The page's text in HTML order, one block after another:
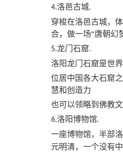
4.洛邑古城.
穿梭在洛邑古城，
合，做一场“唐朝幻
5.龙门石窟.
洛阳龙门石窟是世
位居中国各大石窟
慧和创造力
也可以领略到佛教
6.洛阳博物馆.
一座博物馆，半部
元明清，一个没有